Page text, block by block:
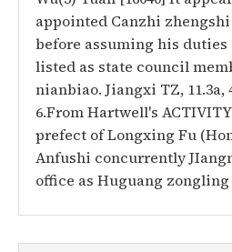
appointed Canzhi
before assuming his duties
listed as state council
nianbiao. Jiangxi TZ, 11.3a,
6.From Hartwell's
prefect of Longxing Fu
Anfushi concurrently
office as Huguang zongling